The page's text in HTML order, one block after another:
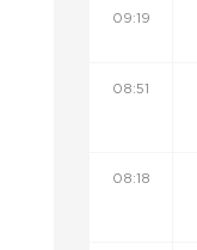
09:19
08:51
08:18